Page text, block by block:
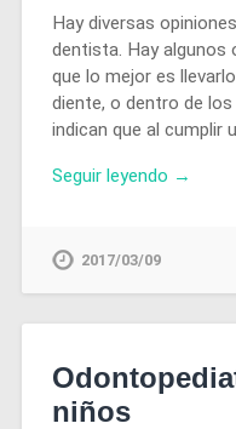
Hay diversas
dentista. Hay algunos
que lo mejor es
diente, o dentro de
indican que al cumplir
Seguir leyendo →
2017/03/09
niños